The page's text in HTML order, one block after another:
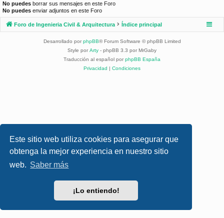
Este sitio web utiliza cookies para asegurar que
obtenga la mejor experiencia en nuestro sitio
web. Saber más
¡Lo entiendo!
No puedes borrar sus mensajes en este Foro
No puedes enviar adjuntos en este Foro
Foro de Ingenieria Civil & Arquitectura Índice principal
Desarrollado por phpBB® Forum Software © phpBB Limited
Style por Arty - phpBB 3.3 por MrGaby
Traducción al español por phpBB España
Privacidad | Condiciones